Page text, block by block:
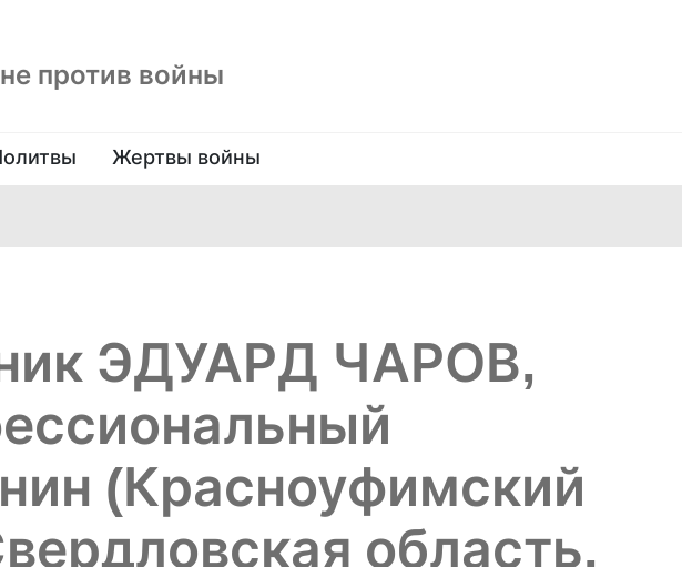
против войны
Жертвы войны
ЭДУАРД ЧАРОВ,
(Красноуфимский
область,